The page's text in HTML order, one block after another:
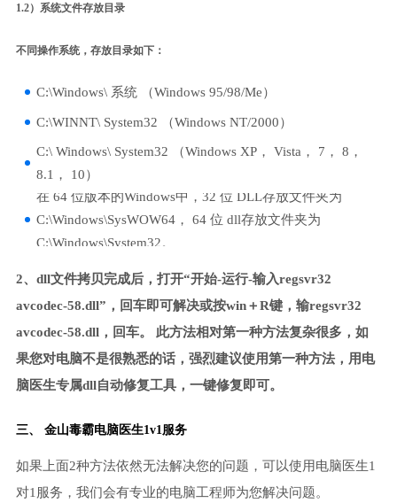
1.2）系统文件存放目录
不同操作系统，存放目录如下：
C:\Windows\ 系统 （Windows 95/98/Me）
C:\WINNT\ System32 （Windows NT/2000）
C:\ Windows\ System32 （Windows XP， Vista， 7， 8，
8.1， 10）
在 64 位版本的Windows中，32 位 DLL存放文件夹为
C:\Windows\SysWOW64， 64 位 dll存放文件夹为
C:\Windows\System32。
2、dll文件拷贝完成后，打开“开始-运行-输入regsvr32
avcodec-58.dll”，回车即可解决或按win＋R键，输regsvr32
avcodec-58.dll，回车。 此方法相对第一种方法复杂很多，如
果您对电脑不是很熟悉的话，强烈建议使用第一种方法，用电
脑医生专属dll自动修复工具，一键修复即可。
三、 金山毒霸电脑医生1v1服务
如果上面2种方法依然无法解决您的问题，可以使用电脑医生1
对1服务，我们会有专业的电脑工程师为您解决问题。